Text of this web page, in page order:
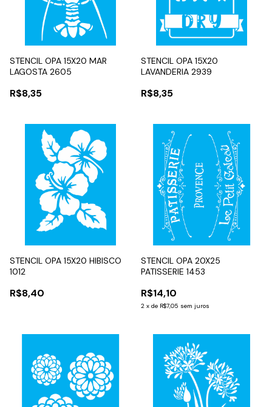
STENCIL OPA 15X20 MAR
LAGOSTA 2605
R$8,35
STENCIL OPA 15X20
LAVANDERIA 2939
R$8,35
STENCIL OPA 15X20 HIBISCO
1012
R$8,40
STENCIL OPA 20X25
PATISSERIE 1453
R$14,10
2 x de R$7,05 sem juros